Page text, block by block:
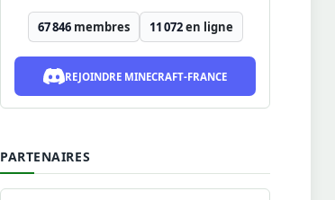
67 846membres 11 072en ligne
REJOINDRE MINECRAFT-FRANCE
PARTENAIRES